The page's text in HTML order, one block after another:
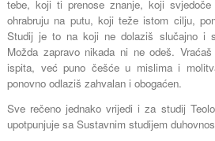
tebe, koji ti prenose znanje, koji
ohrabruju na putu, koji teže istom cilju,
Studij je to na koji ne dolaziš slučajno i
Možda zapravo nikada ni ne odeš.
ispita, već puno češće u mislima i
ponovno odlaziš zahvalan i obogaćen.
Sve rečeno jednako vrijedi i za studij
upotpunjuje sa Sustavnim studijem